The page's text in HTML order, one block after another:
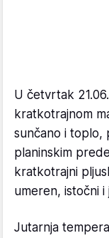
U četvrtak
kratkotrajnom
sunčano i toplo,
planinskim
kratkotrajni
umeren, istočni i
Jutarnja